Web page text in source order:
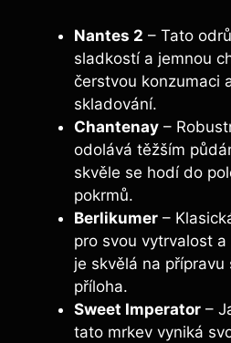
Nantes 2 – Tato
sladkostí a jemnou
čerstvou konzumaci
skladování.
Chantenay –
odolává těžším
skvěle se hodí do
pokrmů.
Berlikumer –
pro svou vytrvalost
je skvělá na
příloha.
Sweet Imperator –
tato mrkev vyniká